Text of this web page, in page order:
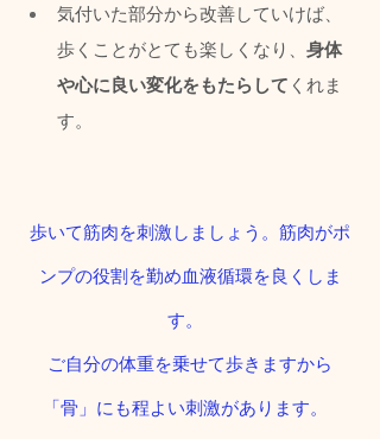
気付いた部分から改善していけば、
歩くことがとても楽しくなり、 身体
や心に良い変化をもたらして くれま
す。
歩いて筋肉を刺激しましょう。筋肉がポ
ンプの役割を勤め血液循環を良くしま
す。
ご自分の体重を乗せて歩きますから
「骨」にも程よい刺激があります。